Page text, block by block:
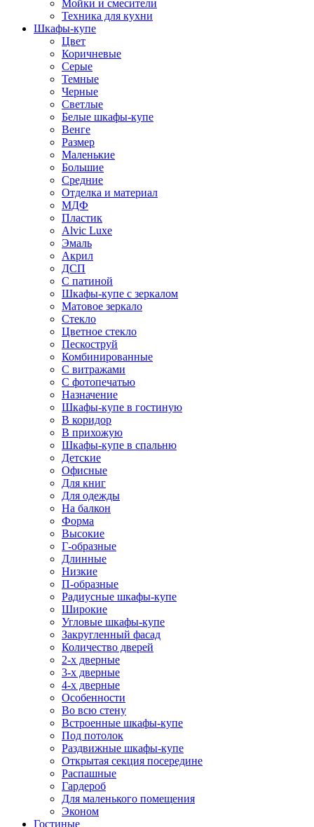
Мойки и смесители
Техника для кухни
Шкафы-купе
Цвет
Коричневые
Серые
Темные
Черные
Светлые
Белые шкафы-купе
Венге
Размер
Маленькие
Большие
Средние
Отделка и материал
МДФ
Пластик
Alvic Luxe
Эмаль
Акрил
ДСП
С патиной
Шкафы-купе с зеркалом
Матовое зеркало
Стекло
Цветное стекло
Пескоструй
Комбинированные
С витражами
С фотопечатью
Назначение
Шкафы-купе в гостиную
В коридор
В прихожую
Шкафы-купе в спальню
Детские
Офисные
Для книг
Для одежды
На балкон
Форма
Высокие
Г-образные
Длинные
Низкие
П-образные
Радиусные шкафы-купе
Широкие
Угловые шкафы-купе
Закругленный фасад
Количество дверей
2-х дверные
3-х дверные
4-х дверные
Особенности
Во всю стену
Встроенные шкафы-купе
Под потолок
Раздвижные шкафы-купе
Открытая секция посередине
Распашные
Гардероб
Для маленького помещения
Эконом
Гостиные